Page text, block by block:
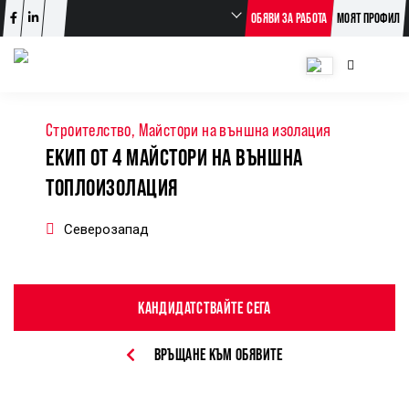
ОБЯВИ ЗА РАБОТА МОЯТ ПРОФИЛ
Строителство, Майстори на външна изолация
ЕКИП ОТ 4 МАЙСТОРИ НА ВЪНШНА
ТОПЛОИЗОЛАЦИЯ
Северозапад
КАНДИДАТСТВАЙТЕ СЕГА
ВРЪЩАНЕ КЪМ ОБЯВИТЕ